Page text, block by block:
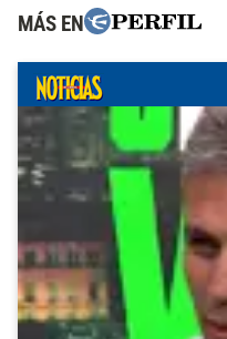
MÁS EN